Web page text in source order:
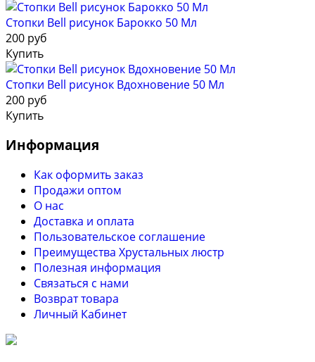
Стопки Bell рисунок Барокко 50 Мл
200 руб
Купить
Стопки Bell рисунок Вдохновение 50 Мл
200 руб
Купить
Информация
Как оформить заказ
Продажи оптом
О нас
Доставка и оплата
Пользовательское соглашение
Преимущества Хрустальных люстр
Полезная информация
Связаться с нами
Возврат товара
Личный Кабинет